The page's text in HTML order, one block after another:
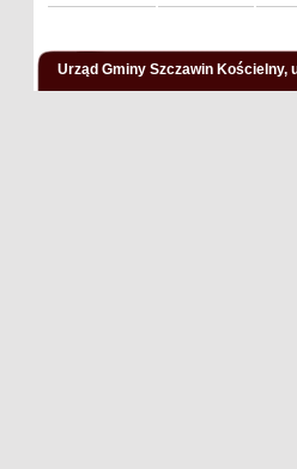
Urząd Gminy Szczawin Kościelny,